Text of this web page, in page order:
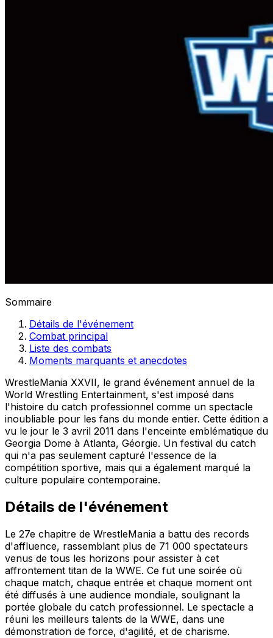
Sommaire
Détails de l'événement
Combat principal
Liste des combats
Moments marquants et anecdotes
WrestleMania XXVII, le grand événement annuel de la
World Wrestling Entertainment, s'est imposé dans
l'histoire du catch professionnel comme un spectacle
inoubliable pour les fans du monde entier. Cette édition a
vu le jour le 3 avril 2011 dans l'enceinte emblématique du
Georgia Dome à Atlanta, Géorgie. Un festival du catch
qui n'a pas seulement capturé l'essence de la
compétition sportive, mais qui a également marqué la
culture populaire contemporaine.
Détails de l'événement
Le 27e chapitre de WrestleMania a battu des records
d'affluence, rassemblant plus de 71 000 spectateurs
venus de tous les horizons pour assister à cet
affrontement titan de la WWE. Ce fut une soirée où
chaque match, chaque entrée et chaque moment ont
été diffusés à une audience mondiale, soulignant la
portée globale du catch professionnel. Le spectacle a
réuni les meilleurs talents de la WWE, dans une
démonstration de force, d'agilité, et de charisme.